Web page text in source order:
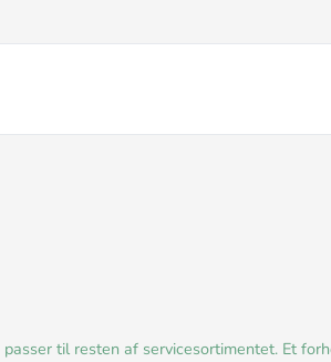
til resten af servicesortimentet. Et